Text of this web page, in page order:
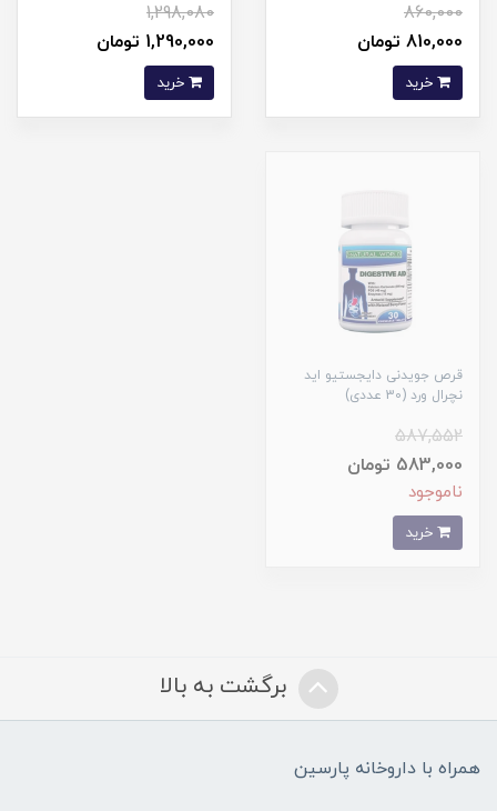
860,000
810,000 تومان
1,298,080
1,290,000 تومان
قرص جویدنی دایجستیو اید
نچرال ورد (30 عددی)
587,552
583,000 تومان
ناموجود
برگشت به بالا
همراه با داروخانه پارسین